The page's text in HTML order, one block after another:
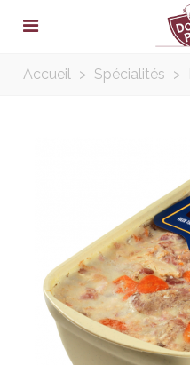
Accueil > Spécialités >